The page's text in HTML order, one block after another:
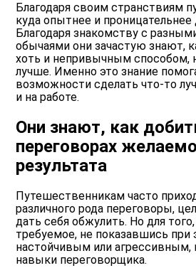
Благодаря своим странствиям
куда опытнее и
Благодаря знакомству с
обычаями они зачастую знают,
хоть и непривычным способом,
лучше. Именно это знание
возможности сделать что-то
и на работе.
Они знают, как
переговорах
результата
Путешественникам часто
различного рода переговоры,
дать себя обжулить. Но для
требуемое, не показавшись
настойчивым или
навыки переговорщика.